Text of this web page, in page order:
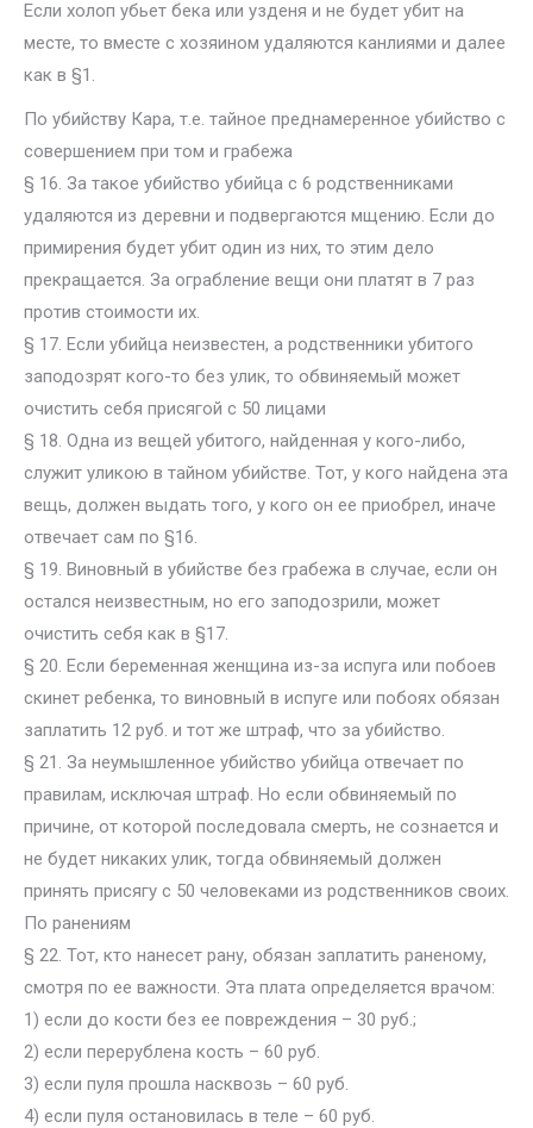
Если холоп убьет бека или узденя и не будет убит на
месте, то вместе с хозяином удаляются канлиями и далее
как в §1.
По убийству Кара, т.е. тайное преднамеренное убийство с
совершением при том и грабежа
§ 16. За такое убийство убийца с 6 родственниками
удаляются из деревни и подвергаются мщению. Если до
примирения будет убит один из них, то этим дело
прекращается. За ограбление вещи они платят в 7 раз
против стоимости их.
§ 17. Если убийца неизвестен, а родственники убитого
заподозрят кого-то без улик, то обвиняемый может
очистить себя присягой с 50 лицами
§ 18. Одна из вещей убитого, найденная у кого-либо,
служит уликою в тайном убийстве. Тот, у кого найдена эта
вещь, должен выдать того, у кого он ее приобрел, иначе
отвечает сам по §16.
§ 19. Виновный в убийстве без грабежа в случае, если он
остался неизвестным, но его заподозрили, может
очистить себя как в §17.
§ 20. Если беременная женщина из-за испуга или побоев
скинет ребенка, то виновный в испуге или побоях обязан
заплатить 12 руб. и тот же штраф, что за убийство.
§ 21. За неумышленное убийство убийца отвечает по
правилам, исключая штраф. Но если обвиняемый по
причине, от которой последовала смерть, не сознается и
не будет никаких улик, тогда обвиняемый должен
принять присягу с 50 человеками из родственников своих.
По ранениям
§ 22. Тот, кто нанесет рану, обязан заплатить раненому,
смотря по ее важности. Эта плата определяется врачом:
1) если до кости без ее повреждения – 30 руб.;
2) если перерублена кость – 60 руб.
3) если пуля прошла насквозь – 60 руб.
4) если пуля остановилась в теле – 60 руб.